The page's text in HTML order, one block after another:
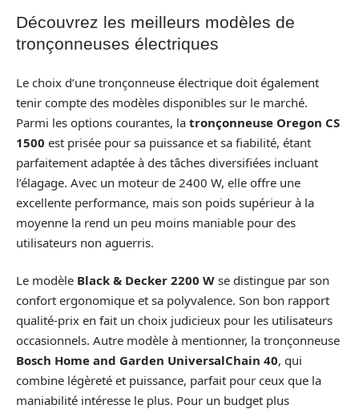
Découvrez les meilleurs modèles de
tronçonneuses électriques
Le choix d’une tronçonneuse électrique doit également
tenir compte des modèles disponibles sur le marché.
Parmi les options courantes, la tronçonneuse Oregon CS
1500 est prisée pour sa puissance et sa fiabilité, étant
parfaitement adaptée à des tâches diversifiées incluant
l’élagage. Avec un moteur de 2400 W, elle offre une
excellente performance, mais son poids supérieur à la
moyenne la rend un peu moins maniable pour des
utilisateurs non aguerris.
Le modèle Black & Decker 2200 W se distingue par son
confort ergonomique et sa polyvalence. Son bon rapport
qualité-prix en fait un choix judicieux pour les utilisateurs
occasionnels. Autre modèle à mentionner, la tronçonneuse
Bosch Home and Garden UniversalChain 40, qui
combine légèreté et puissance, parfait pour ceux que la
maniabilité intéresse le plus. Pour un budget plus